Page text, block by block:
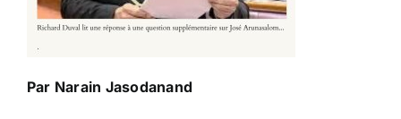
Par Narain Jasodanand